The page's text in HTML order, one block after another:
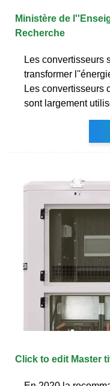
Ministère de
Recherche
Les convertisseurs
transformer
Les convertisseurs
sont largement
Click to edit Master